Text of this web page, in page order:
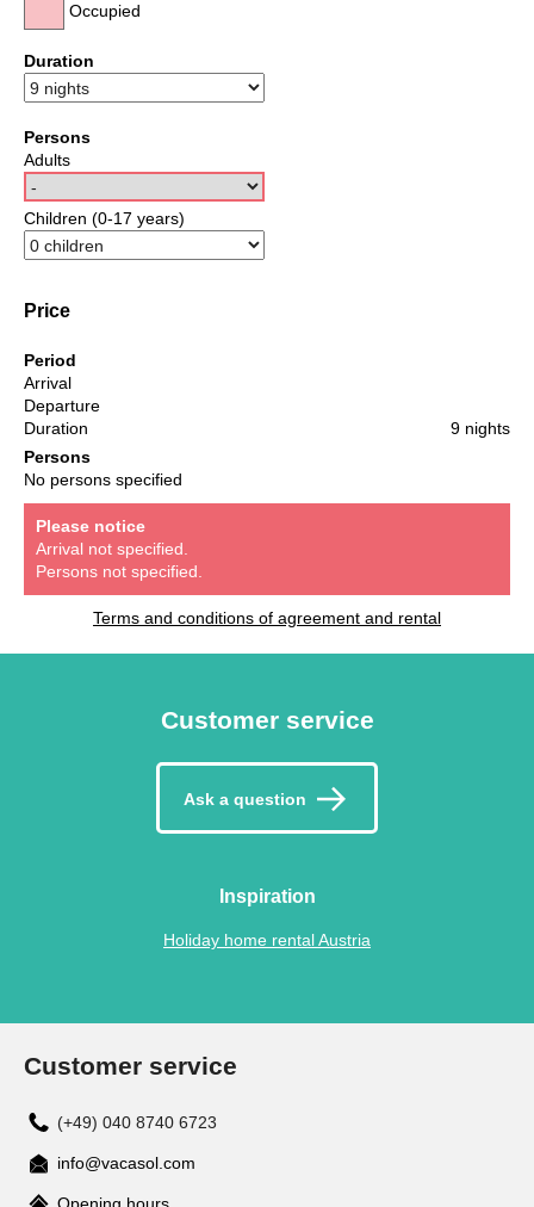
Occupied
Duration
Persons
Adults
Children (0-17 years)
Price
Period
Arrival
Departure
Duration
9 nights
Persons
No persons specified
Please notice
Arrival not specified.
Persons not specified.
Terms and conditions of agreement and rental
Customer service
Ask a question
Inspiration
Holiday home rental Austria
Customer service
(+49) 040 8740 6723
info@vacasol.com
Opening hours